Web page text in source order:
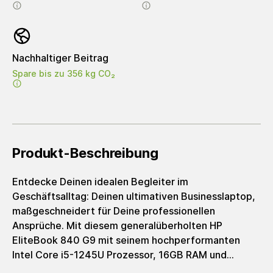
Nachhaltiger Beitrag
Spare bis zu 356 kg CO₂
Produkt-Beschreibung
Entdecke Deinen idealen Begleiter im
Geschäftsalltag: Deinen ultimativen Businesslaptop,
maßgeschneidert für Deine professionellen
Ansprüche. Mit diesem generalüberholten HP
EliteBook 840 G9 mit seinem hochperformanten
Intel Core i5-1245U Prozessor, 16GB RAM und